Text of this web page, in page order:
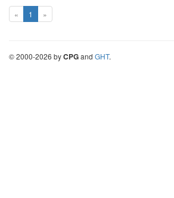
« 1 »
©2000-2026 byCPGand GHT.